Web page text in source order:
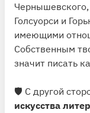
Чернышевского,
Голсуорси и
имеющими
Собственным
значит писать
🛡 С другой
искусства